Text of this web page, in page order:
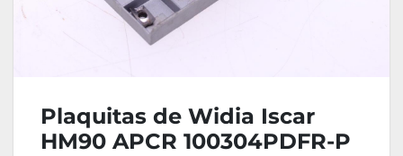
Plaquitas de Widia Iscar
HM90 APCR 100304PDFR-P